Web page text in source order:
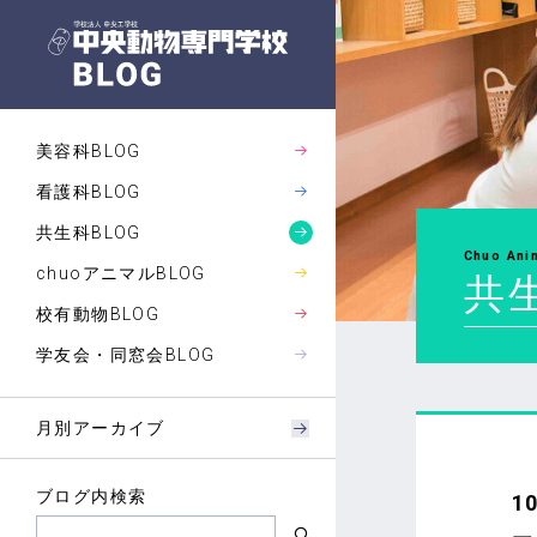
美容科BLOG
看護科BLOG
共生科BLOG
chuoアニマルBLOG
校有動物BLOG
学友会・同窓会BLOG
月別アーカイブ
ブログ内検索
Chuo
共